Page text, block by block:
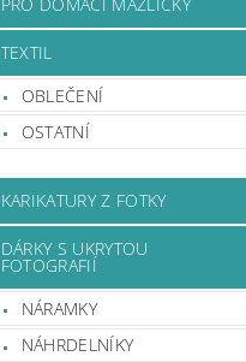
TEXTIL
OBLEČENÍ
OSTATNÍ
KARIKATURY Z FOTKY
DÁRKY S UKRYTOU
FOTOGRAFIÍ
NÁRAMKY
NÁHRDELNÍKY